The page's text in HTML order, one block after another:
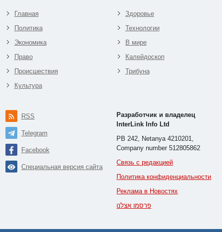
Главная
Политика
Экономика
Право
Происшествия
Культура
Здоровье
Технологии
В мире
Калейдоскоп
Трибуна
RSS
Telegram
Facebook
Специальная версия сайта
Разработчик и владелец
InterLink Info Ltd
PB 242, Netanya 4210201,
Company number 512805862
Связь с редакцией
Политика конфиденциальности
Реклама в Новостях
פרסמו אצלנו